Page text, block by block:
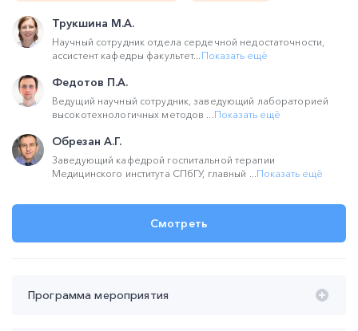
Трукшина М.А.
Научный сотрудник отдела сердечной недостаточности,
ассистент кафедры факультет... Показать ещё
Федотов П.А.
Ведущий научный сотрудник, заведующий лабораторией
высокотехнологичных методов ...Показать ещё
Обрезан А.Г.
Заведующий кафедрой госпитальной терапии
Медицинского института СПбГУ, главный ...Показать ещё
Смотреть
Программа мероприятия